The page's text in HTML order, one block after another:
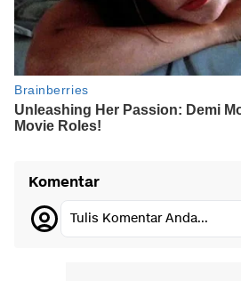
Komentar
Tulis Komentar Anda...